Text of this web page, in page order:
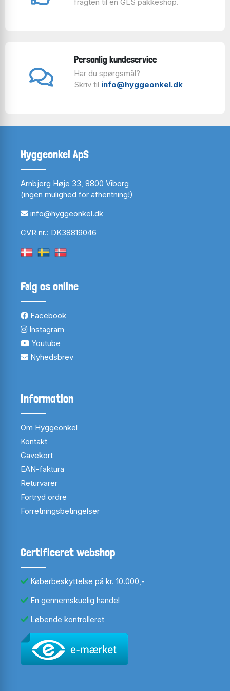
Personlig kundeservice
Har du spørgsmål?
Skriv til info@hyggeonkel.dk
Hyggeonkel ApS
Arnbjerg Høje 33, 8800 Viborg
(ingen mulighed for afhentning!)
info@hyggeonkel.dk
CVR nr.: DK38819046
Følg os online
Facebook
Instagram
Youtube
Nyhedsbrev
Information
Om Hyggeonkel
Kontakt
Gavekort
EAN-faktura
Returvarer
Fortryd ordre
Forretningsbetingelser
Certificeret webshop
Køberbeskyttelse på kr. 10.000,-
En gennemskuelig handel
Løbende kontrolleret